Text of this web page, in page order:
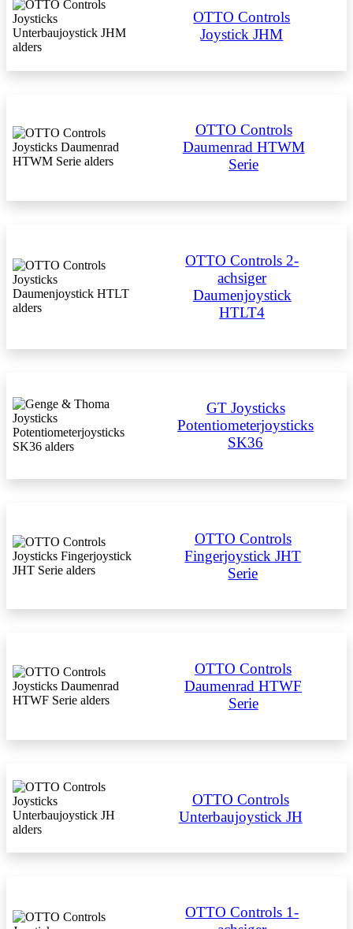
OTTO Controls
Joystick JHM
OTTO Controls
Daumenrad HTWM
Serie
OTTO Controls 2-
achsiger
Daumenjoystick
HTLT4
GT Joysticks
Potentiometerjoysticks
SK36
OTTO Controls
Fingerjoystick JHT
Serie
OTTO Controls
Daumenrad HTWF
Serie
OTTO Controls
Unterbaujoystick JH
OTTO Controls 1-